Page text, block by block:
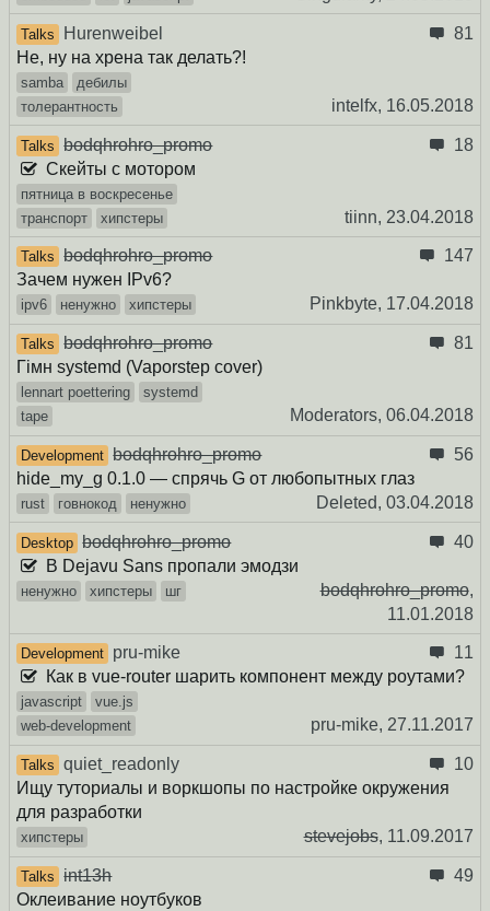
Talks Hurenweibel
81
Не, ну на хрена так делать?!
samba
дебилы
толерантность
intelfx, 16.05.2018
Talks bodqhrohro_promo
18
Скейты с мотором
пятница в воскресенье
транспорт
хипстеры tiinn, 23.04.2018
Talks bodqhrohro_promo
147
Зачем нужен IPv6?
ipv6 ненужно хипстеры Pinkbyte, 17.04.2018
Talks bodqhrohro_promo
81
Гімн systemd (Vaporstep cover)
lennart poettering
systemd
tape
Moderators, 06.04.2018
Development bodqhrohro_promo
56
hide_my_g 0.1.0 — спрячь G от любопытных глаз
rust говнокод ненужно Deleted, 03.04.2018
Desktop bodqhrohro_promo
40
В Dejavu Sans пропали эмодзи
ненужно хипстеры шг bodqhrohro_promo,
11.01.2018
Development pru-mike
11
Как в vue-router шарить компонент между роутами?
javascript
vue.js
web-development
pru-mike, 27.11.2017
Talks quiet_readonly
10
Ищу туториалы и воркшопы по настройке окружения
для разработки
хипстеры stevejobs, 11.09.2017
Talks int13h
49
Оклеивание ноутбуков